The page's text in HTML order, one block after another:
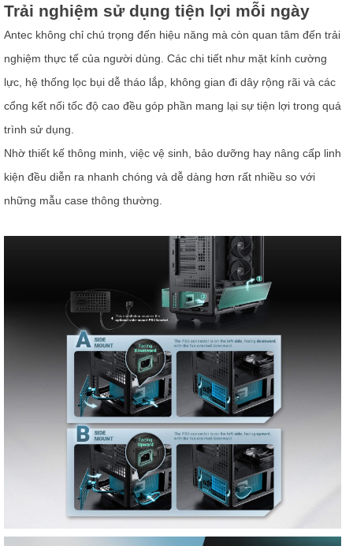
Trải nghiệm sử dụng tiện lợi mỗi ngày
Antec không chỉ chú trọng đến hiệu năng mà còn quan tâm đến trải
nghiệm thực tế của người dùng. Các chi tiết như mặt kính cường
lực, hệ thống lọc bụi dễ tháo lắp, không gian đi dây rộng rãi và các
cổng kết nối tốc độ cao đều góp phần mang lại sự tiện lợi trong quá
trình sử dụng.
Nhờ thiết kế thông minh, việc vệ sinh, bảo dưỡng hay nâng cấp linh
kiện đều diễn ra nhanh chóng và dễ dàng hơn rất nhiều so với
những mẫu case thông thường.